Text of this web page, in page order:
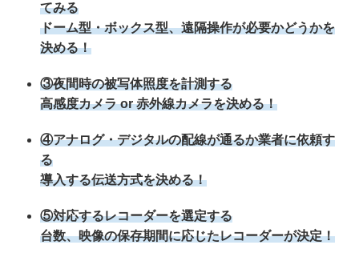
てみる
ドーム型・ボックス型、遠隔操作が必要かどうかを
決める！
③夜間時の被写体照度を計測する
高感度カメラ or 赤外線カメラを決める！
④アナログ・デジタルの配線が通るか業者に依頼す
る
導入する伝送方式を決める！
⑤対応するレコーダーを選定する
台数、映像の保存期間に応じたレコーダーが決定！